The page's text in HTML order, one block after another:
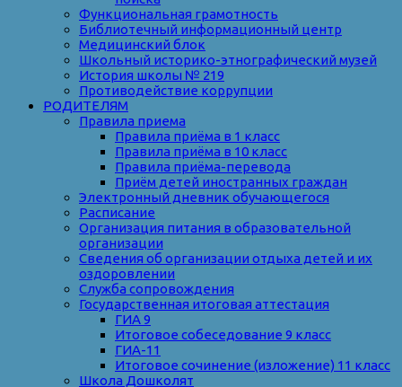
Функциональная грамотность
Библиотечный информационный центр
Медицинский блок
Школьный историко-этнографический музей
История школы № 219
Противодействие коррупции
РОДИТЕЛЯМ
Правила приема
Правила приёма в 1 класс
Правила приёма в 10 класс
Правила приёма-перевода
Приём детей иностранных граждан
Электронный дневник обучающегося
Расписание
Организация питания в образовательной
организации
Сведения об организации отдыха детей и их
оздоровлении
Служба сопровождения
Государственная итоговая аттестация
ГИА 9
Итоговое собеседование 9 класс
ГИА-11
Итоговое сочинение (изложение) 11 класс
Школа Дошколят